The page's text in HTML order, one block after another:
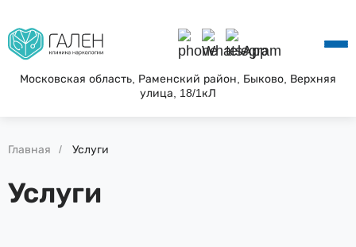
Московская область, Раменский район, Быково, Верхняя
улица, 18/1кЛ
О КЛИНИКЕ
УСЛУГИ
Главная Услуги
Услуги